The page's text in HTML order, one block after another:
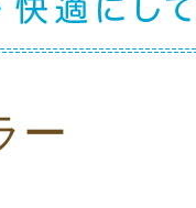
ー